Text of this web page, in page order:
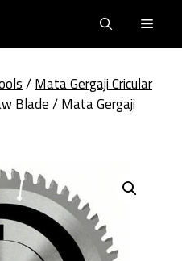
/Mata Gergaji Cricular
Blade / Mata Gergaji